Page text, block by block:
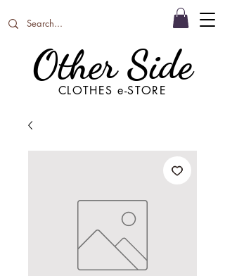
Other Side
CLOTHES e-STORE